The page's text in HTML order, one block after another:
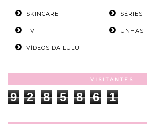
SKINCARE SÉRIES
TV UNHAS
VÍDEOS DA LULU
VISITANTES
9 2 8 5 8 6 1